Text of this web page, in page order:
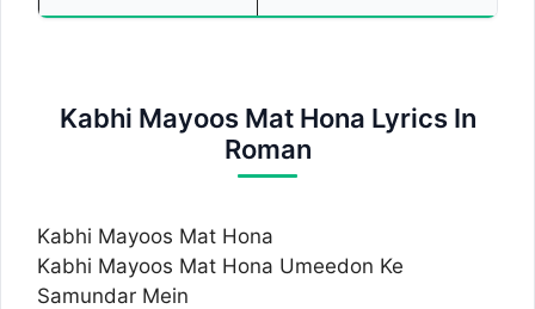
Kabhi Mayoos Mat Hona Lyrics In
Roman
Kabhi Mayoos Mat Hona
Kabhi Mayoos Mat Hona Umeedon Ke
Samundar Mein